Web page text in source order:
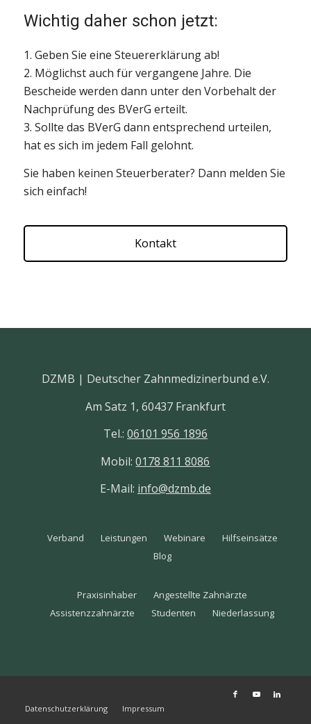
Wichtig daher schon jetzt:
1. Geben Sie eine Steuererklärung ab!
2. Möglichst auch für vergangene Jahre. Die
Bescheide werden dann unter den Vorbehalt der
Nachprüfung des BVerG erteilt.
3. Sollte das BVerG dann entsprechend urteilen,
hat es sich im jedem Fall gelohnt.
Sie haben keinen Steuerberater? Dann melden Sie
sich einfach!
Kontakt
DZMB | Deutscher Zahnmedizinerbund e.V.
Am Satz 1, 60437 Frankfurt
Tel.: 06101 956 1896
Mobil:0178 811 8086
E-Mail: info@dzmb.de
Verband Leistungen Webinare
Hilfseinsätze
Blog
Praxisinhaber
Angestellte Zahnärzte
Assistenzzahnärzte
Studenten Niederlassung
Datenschutzerklärung Impressum